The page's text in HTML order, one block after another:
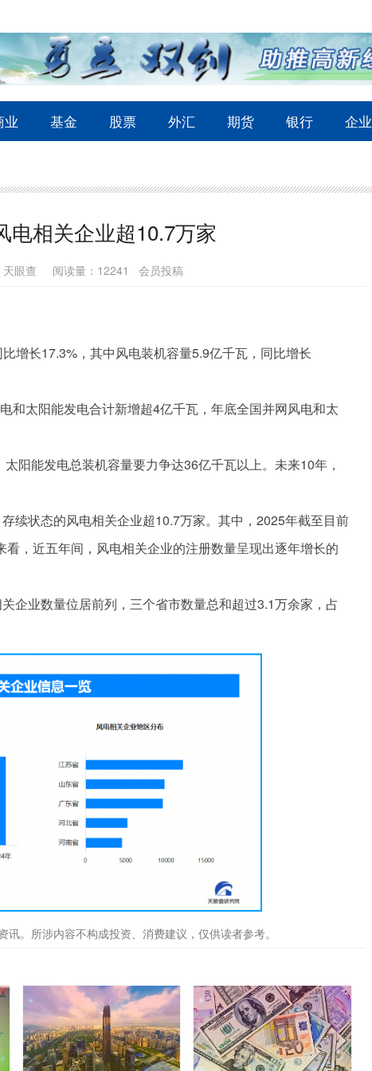
业 基金 股票 外汇 期货 银行 企业
相关企业超10.7万家
眼查 阅读量：12241 会员投稿
增长17.3%，其中风电装机容量5.9亿千瓦，同比增长
和太阳能发电合计新增超4亿千瓦，年底全国并网风电和太
阳能发电总装机容量要力争达36亿千瓦以上。未来10年，
续状态的风电相关企业超10.7万家。其中，2025年截至目前
，近五年间，风电相关企业的注册数量呈现出逐年增长的
企业数量位居前列，三个省市数量总和超过3.1万余家，占
。所涉内容不构成投资、消费建议，仅供读者参考。